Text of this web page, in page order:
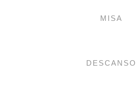
MISA
DESCANSO